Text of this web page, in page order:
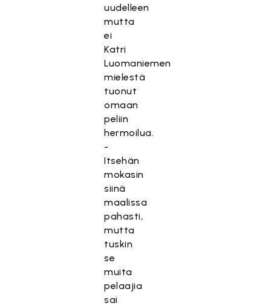
uudelleen
mutta
ei
Katri
Luomaniemen
mielestä
tuonut
omaan
peliin
hermoilua.
-
Itsehän
mokasin
siinä
maalissa
pahasti,
mutta
tuskin
se
muita
pelaajia
sai